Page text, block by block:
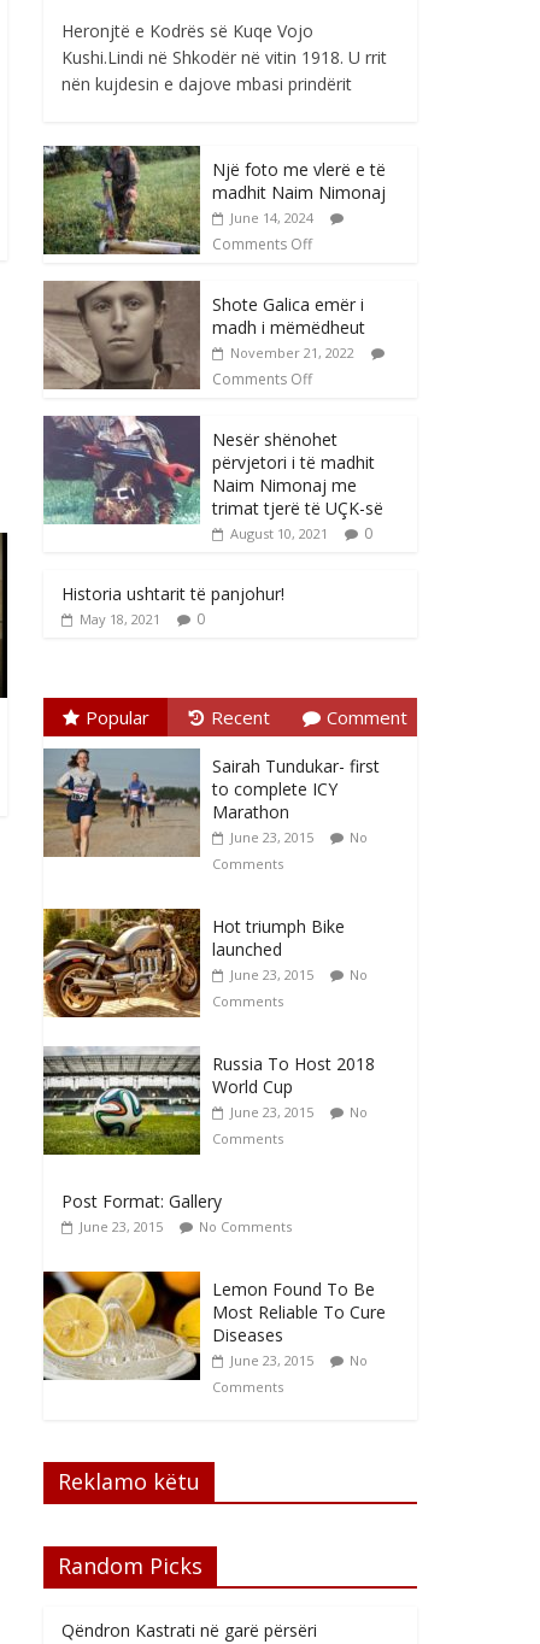
Heronjtë e Kodrës së Kuqe Vojo
Kushi.Lindi në Shkodër në vitin 1918. U rrit
nën kujdesin e dajove mbasi prindërit
Një foto me vlerë e të
madhit Naim Nimonaj
June 14, 2024
Comments Off
Shote Galica emër i
madh i mëmëdheut
November 21, 2022
Comments Off
Nesër shënohet
përvjetori i të madhit
Naim Nimonaj me
trimat tjerë të UÇK-së
August 10, 2021 0
Historia ushtarit të panjohur!
May 18, 2021 0
Popular Recent Comment
Sairah Tundukar- first
to complete ICY
Marathon
June 23, 2015
No
Comments
Hot triumph Bike
launched
June 23, 2015
No
Comments
Russia To Host 2018
World Cup
June 23, 2015
No
Comments
Post Format: Gallery
June 23, 2015 No Comments
Lemon Found To Be
Most Reliable To Cure
Diseases
June 23, 2015
No
Comments
Reklamo këtu
Random Picks
Qëndron Kastrati në garë përsëri